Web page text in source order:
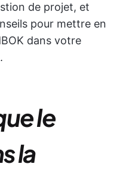
de projet, et
pour mettre en
dans votre
le
la